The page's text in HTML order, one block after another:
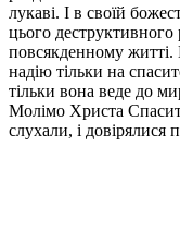
лукаві. І в своїй
цього
повсякденному
надію тільки на
тільки вона веде до
Молімо Христа
слухали, і довірялися